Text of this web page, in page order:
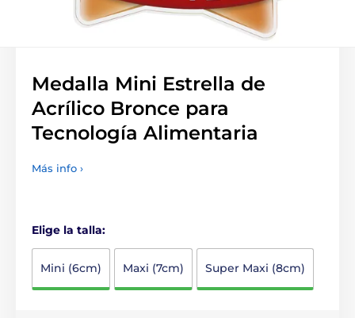
Medalla Mini Estrella de
Acrílico Bronce para
Tecnología Alimentaria
Más info ›
Elige la talla:
Mini (6cm) Maxi (7cm) Super Maxi (8cm)